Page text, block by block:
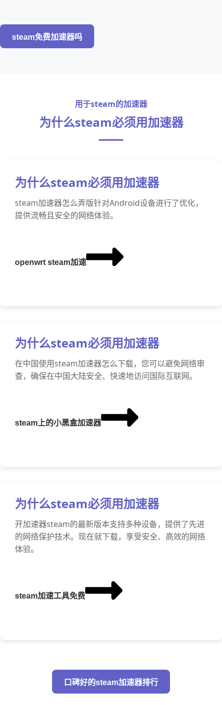
steam免费加速器吗
用于steam的加速器
为什么steam必须用加速器
为什么steam必须用加速器
steam加速器怎么弄版针对Android设备进行了优化，
提供流畅且安全的网络体验。
openwrt steam加速
为什么steam必须用加速器
在中国使用steam加速器怎么下载，您可以避免网络审
查，确保在中国大陆安全、快速地访问国际互联网。
steam上的小黑盒加速器
为什么steam必须用加速器
开加速器steam的最新版本支持多种设备，提供了先进
的网络保护技术。现在就下载，享受安全、高效的网络
体验。
steam加速工具免费
口碑好的steam加速器排行